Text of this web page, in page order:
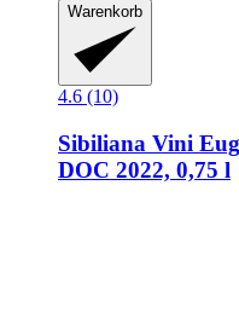
Warenkorb
4.6 (10)
Sibiliana Vini
DOC 2022, 0,75 l